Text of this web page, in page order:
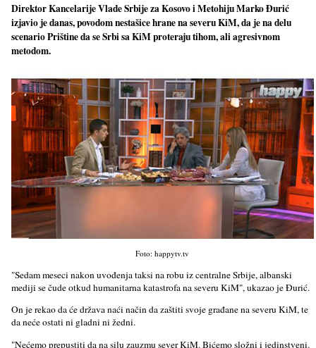
Direktor Kancelarije Vlade Srbije za Kosovo i Metohiju Marko Đurić
izjavio je danas, povodom nestašice hrane na severu KiM, da je na delu
scenario Prištine da se Srbi sa KiM proteraju tihom, ali agresivnom
metodom.
Foto: happytv.tv
"Sedam meseci nakon uvođenja taksi na robu iz centralne Srbije, albanski
mediji se čude otkud humanitarna katastrofa na severu KiM", ukazao je Đurić.
On je rekao da će država naći način da zaštiti svoje građane na severu KiM, te
da neće ostati ni gladni ni žedni.
"Nećemo prepustiti da na silu zauzmu sever KiM. Bićemo složni i jedinstveni.